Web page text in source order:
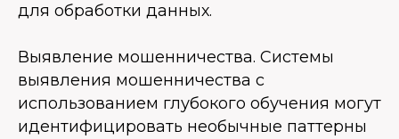
для обработки данных.
Выявление мошенничества. Системы
выявления мошенничества с
использованием глубокого обучения могут
идентифицировать необычные паттерны